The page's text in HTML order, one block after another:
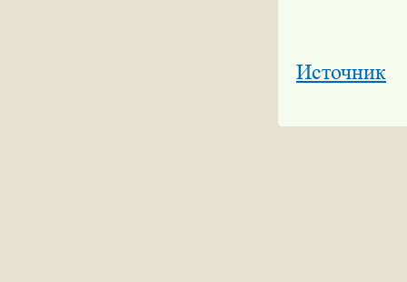
Источник